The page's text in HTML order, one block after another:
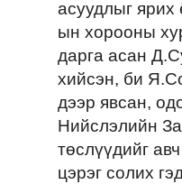
асуудлыг
ын хорооны
дарга асан
хийсэн, би
дээр явсан,
Нийслэлийн
төслүүдийг
цэрэг солих